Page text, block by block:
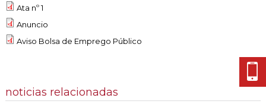
Sociedade & Educação
TEMPOS LIVRES
Ata nº 1
Anuncio
Aviso Bolsa de Emprego Público
noticias relacionadas